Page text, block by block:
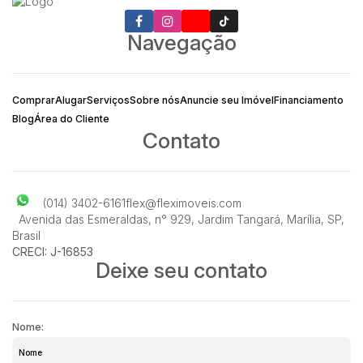
Navegação
ComprarAlugarServiçosSobre nósAnuncie seu ImóvelFinanciamento
BlogÁrea do Cliente
Contato
(014) 3402-6161flex@fleximoveis.com
Avenida das Esmeraldas, n° 929, Jardim Tangará, Marília, SP,
Brasil
CRECI: J-16853
Deixe seu contato
Nome: